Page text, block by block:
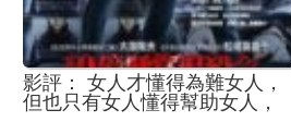
影評： 女人才懂得為難女人，
但也只有女人懂得幫助女人，